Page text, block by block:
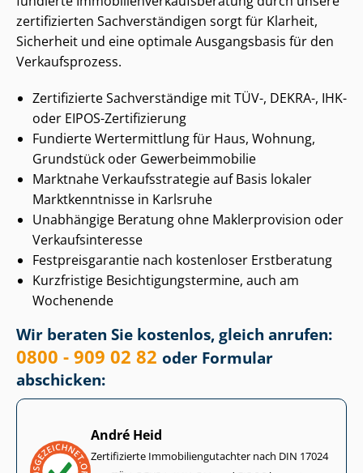
zertifizierten Sach­ver­stän­di­gen sorgt für Klarheit,
Sicherheit und eine optimale Ausgangsbasis für den
Verkaufsprozess.
Zertifizierte Sachverständige mit TÜV-, DEKRA-, IHK-
oder EIPOS-Zertifizierung
Fundierte Wertermittlung für Haus, Wohnung,
Grundstück oder Ge­wer­be­im­mo­bi­lie
Marktnahe Ver­kaufs­stra­te­gie auf Basis lokaler
Marktkenntnisse in Karlsruhe
Unabhängige Beratung ohne Maklerprovision oder
Ver­kaufs­in­ter­es­se
Fest­preis­ga­ran­tie nach kostenloser Erstberatung
Kurzfristige Be­sich­ti­gungs­ter­mi­ne, auch am
Wochenende
Wir beraten Sie kostenlos, gleich anrufen:
0800 - 909 02 82 oder Formular
abschicken:
André Heid
Zertifizierte Im­mo­bi­li­en­gut­ach­ter nach DIN 17024